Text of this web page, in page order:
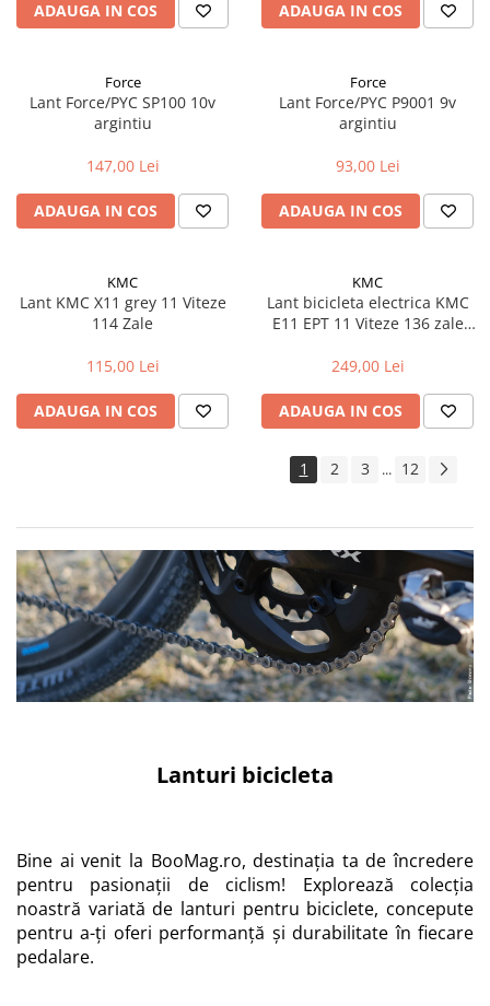
ADAUGA IN COS ADAUGA IN COS
Force
Lant Force/PYC SP100 10v
argintiu
147,00 Lei
ADAUGA IN COS
Force
Lant Force/PYC P9001 9v
argintiu
93,00 Lei
ADAUGA IN COS
KMC
Lant KMC X11 grey 11 Viteze
114 Zale
115,00 Lei
ADAUGA IN COS
KMC
Lant bicicleta electrica KMC
E11 EPT 11 Viteze 136 zale
249,00 Lei
ADAUGA IN COS
1 2 3 ... 12
Lanturi bicicleta
Bine ai venit la BooMag.ro, destinația ta de încredere
pentru pasionații de ciclism! Explorează colecția
noastră variată de lanturi pentru biciclete, concepute
pentru a-ți oferi performanță și durabilitate în fiecare
pedalare.